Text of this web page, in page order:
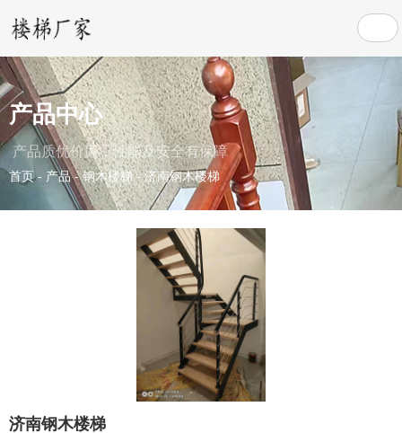
产品中心
产品质优价廉，性能及安全有保障
首页- 产品 -钢木楼梯 -济南钢木楼梯
济南钢木楼梯